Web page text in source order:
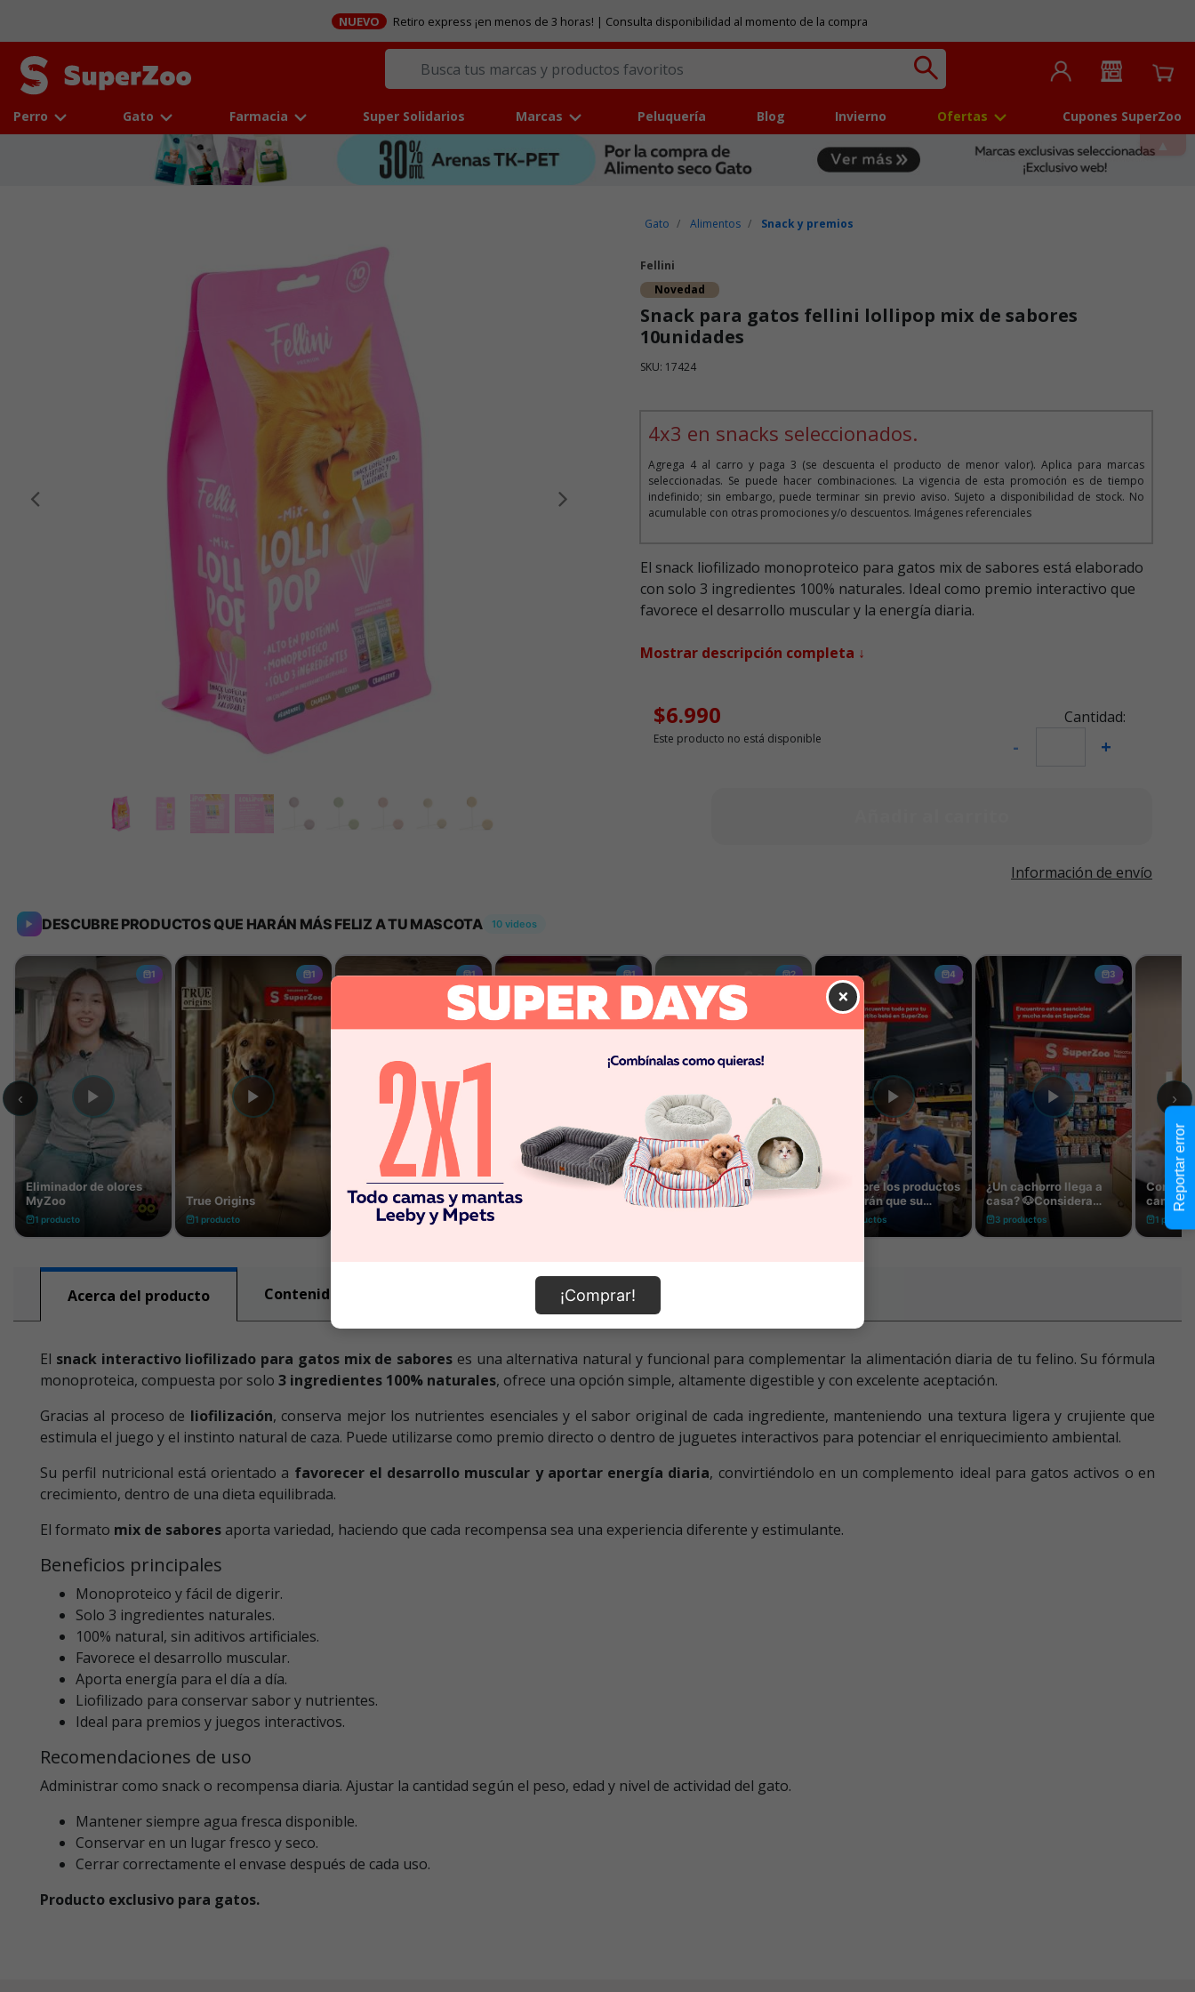
NUEVO Retiro express ¡en menos de 3 horas! | Consulta disponibilidad al momento de la compra
Perro Gato Farmacia Super Solidarios Marcas Peluquería Blog Invierno Ofertas Cupones SuperZoo
Anterior
Gato Alimentos Snack y premios
Fellini
Novedad
Snack para gatos fellini lollipop mix de sabores
10unidades
SKU: 17424
4x3 en snacks seleccionados.
Agrega 4 al carro y paga 3 (se descuenta el producto de menor valor). Aplica para marcas
seleccionadas. Se puede hacer combinaciones. La vigencia de esta promoción es de tiempo
indefinido; sin embargo, puede terminar sin previo aviso. Sujeto a disponibilidad de stock. No
acumulable con otras promociones y/o descuentos. Imágenes referenciales
El snack liofilizado monoproteico para gatos mix de sabores está elaborado
con solo 3 ingredientes 100% naturales. Ideal como premio interactivo que
favorece el desarrollo muscular y la energía diaria.
Mostrar descripción completa ↓
Cantidad:
- +
$6.990
Este producto no está disponible
Información de envío
Acerca del producto Contenido nutricional
El snack interactivo liofilizado para gatos mix de sabores es una alternativa natural y funcional para complementar la alimentación diaria de tu felino. Su fórmula
monoproteica, compuesta por solo 3 ingredientes 100% naturales, ofrece una opción simple, altamente digestible y con excelente aceptación.
Gracias al proceso de liofilización, conserva mejor los nutrientes esenciales y el sabor original de cada ingrediente, manteniendo una textura ligera y crujiente que
estimula el juego y el instinto natural de caza. Puede utilizarse como premio directo o dentro de juguetes interactivos para potenciar el enriquecimiento ambiental.
Su perfil nutricional está orientado a favorecer el desarrollo muscular y aportar energía diaria, convirtiéndolo en un complemento ideal para gatos activos o en
crecimiento, dentro de una dieta equilibrada.
El formato mix de sabores aporta variedad, haciendo que cada recompensa sea una experiencia diferente y estimulante.
Beneficios principales
Monoproteico y fácil de digerir.
Solo 3 ingredientes naturales.
100% natural, sin aditivos artificiales.
Favorece el desarrollo muscular.
Aporta energía para el día a día.
Liofilizado para conservar sabor y nutrientes.
Ideal para premios y juegos interactivos.
Recomendaciones de uso
Administrar como snack o recompensa diaria. Ajustar la cantidad según el peso, edad y nivel de actividad del gato.
Mantener siempre agua fresca disponible.
Conservar en un lugar fresco y seco.
Cerrar correctamente el envase después de cada uso.
Producto exclusivo para gatos.
×
¡Comprar!
Reportar error